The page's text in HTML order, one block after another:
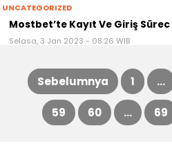
UNCATEGORIZED
Mostbet’te Kayıt Ve Giriş Sürec
Selasa, 3 Jan 2023 - 08:26 WIB
Paginasi
Sebelumnya 1 …
59 60 … 69